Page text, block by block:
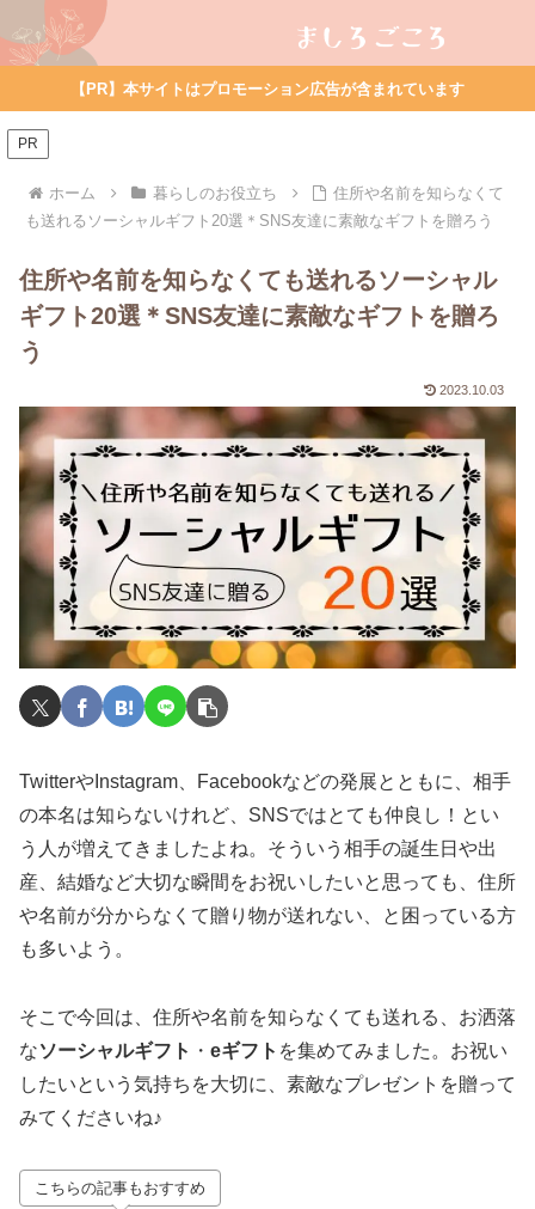
【PR】本サイトはプロモーション広告が含まれています
PR
ホーム 暮らしのお役立ち
住所や名前を知らなくて
も送れるソーシャルギフト20選＊SNS友達に素敵なギフトを贈ろう
住所や名前を知らなくても送れるソーシャル
ギフト20選＊SNS友達に素敵なギフトを贈ろ
う
2023.10.03
TwitterやInstagram、Facebookなどの発展とともに、相手
の本名は知らないけれど、SNSではとても仲良し！とい
う人が増えてきましたよね。そういう相手の誕生日や出
産、結婚など大切な瞬間をお祝いしたいと思っても、住所
や名前が分からなくて贈り物が送れない、と困っている方
も多いよう。
そこで今回は、住所や名前を知らなくても送れる、お洒落
なソーシャルギフト ・ eギフト を集めてみました。お祝い
したいという気持ちを大切に、素敵なプレゼントを贈って
みてくださいね♪
こちらの記事もおすすめ